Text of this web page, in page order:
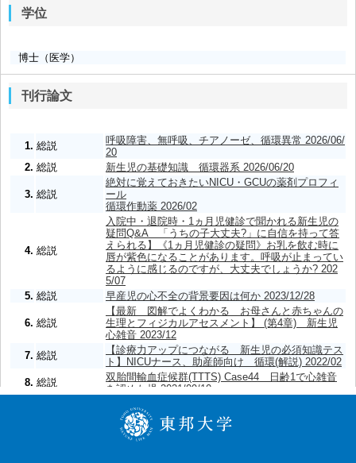
学位
博士（医学）
刊行論文
1. 総説
呼吸障害、無呼吸、チアノーゼ、循環異常 2026/06/
20
2. 総説 新生児の基礎知識 循環器系 2026/06/20
3. 総説
絶対に覚えておきたいNICU・GCUの薬剤プロフィ
ール
循環作動薬 2026/02
4. 総説
入院中・退院時・1ヵ月児健診で聞かれる新生児の
疑問Q&A 「うちの子大丈夫?」に自信を持って答
えられる】《1ヵ月児健診の疑問》お乳を飲む時に
唇が紫色になることがあります。呼吸が止まってい
るように感じるのですが、大丈夫でしょうか? 202
5/07
5. 総説 早産児の心不全の背景要因は何か 2023/12/28
6. 総説
【最新 図解でよくわかる お母さんと赤ちゃんの
生理とフィジカルアセスメント】 (第4章) 新生児
心雑音 2023/12
7. 総説
【診療力アップにつながる 新生児の必須知識テス
ト】NICUナース、助産師向け 循環(解説) 2022/02
8. 総説
双胎間輸血症候群(TTTS) Case44 日齢1で心雑音
を認めた児 2021/09/10
のなかった一絨毛膜二羊膜双胎(selective IUGR)の
双胎症例 2021/09/10
Isolation of the Left Subclavian Artery in D-Transpo